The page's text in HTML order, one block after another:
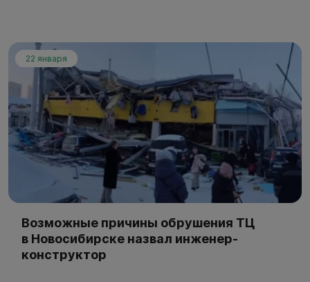
22 января
Возможные причины обрушения ТЦ
в Новосибирске назвал инженер-
конструктор